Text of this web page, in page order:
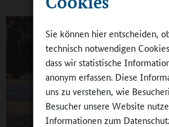
Sie können hier entscheiden,
technisch notwendigen
dass wir statistische
anonym erfassen. Diese
uns zu verstehen, wie
Besucher unsere Website
Informationen zum